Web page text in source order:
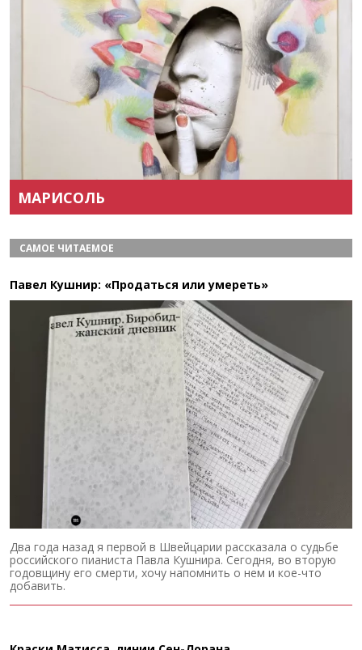
МАРИСОЛЬ
САМОЕ ЧИТАЕМОЕ
Павел Кушнир: «Продаться или умереть»
Два года назад я первой в Швейцарии рассказала о судьбе
российского пианиста Павла Кушнира. Сегодня, во вторую
годовщину его смерти, хочу напомнить о нем и кое-что
добавить.